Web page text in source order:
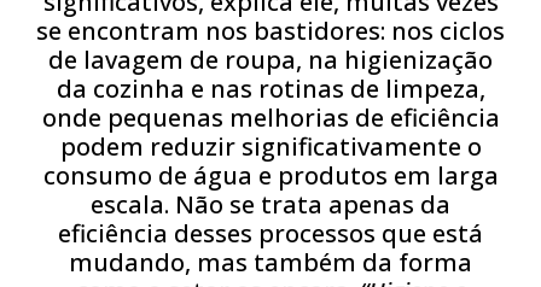
se encontram nos bastidores: nos ciclos
de lavagem de roupa, na higienização
da cozinha e nas rotinas de limpeza,
onde pequenas melhorias de eficiência
podem reduzir significativamente o
consumo de água e produtos em larga
escala. Não se trata apenas da
eficiência desses processos que está
mudando, mas também da forma